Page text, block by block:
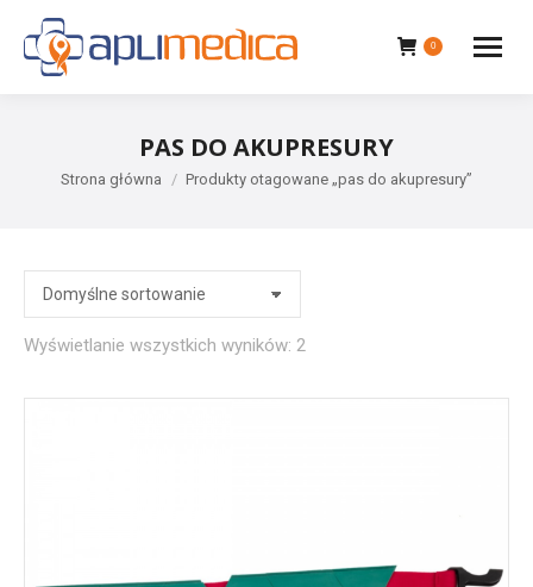
0
PAS DO AKUPRESURY
Jesteś tutaj:
Strona główna Produkty otagowane „pas do akupresury”
Wyświetlanie wszystkich wyników: 2